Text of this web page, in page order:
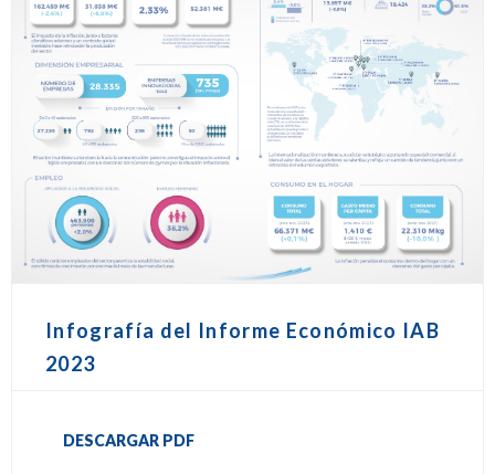
Infografía del Informe Económico IAB
2023
DESCARGAR PDF